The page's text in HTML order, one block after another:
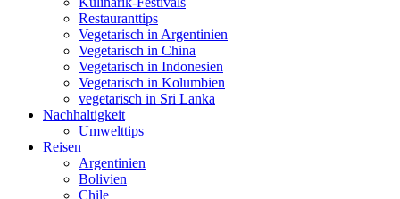
Restauranttips
Vegetarisch in Argentinien
Vegetarisch in China
Vegetarisch in Indonesien
Vegetarisch in Kolumbien
vegetarisch in Sri Lanka
Nachhaltigkeit
Umwelttips
Reisen
Argentinien
Bolivien
Chile